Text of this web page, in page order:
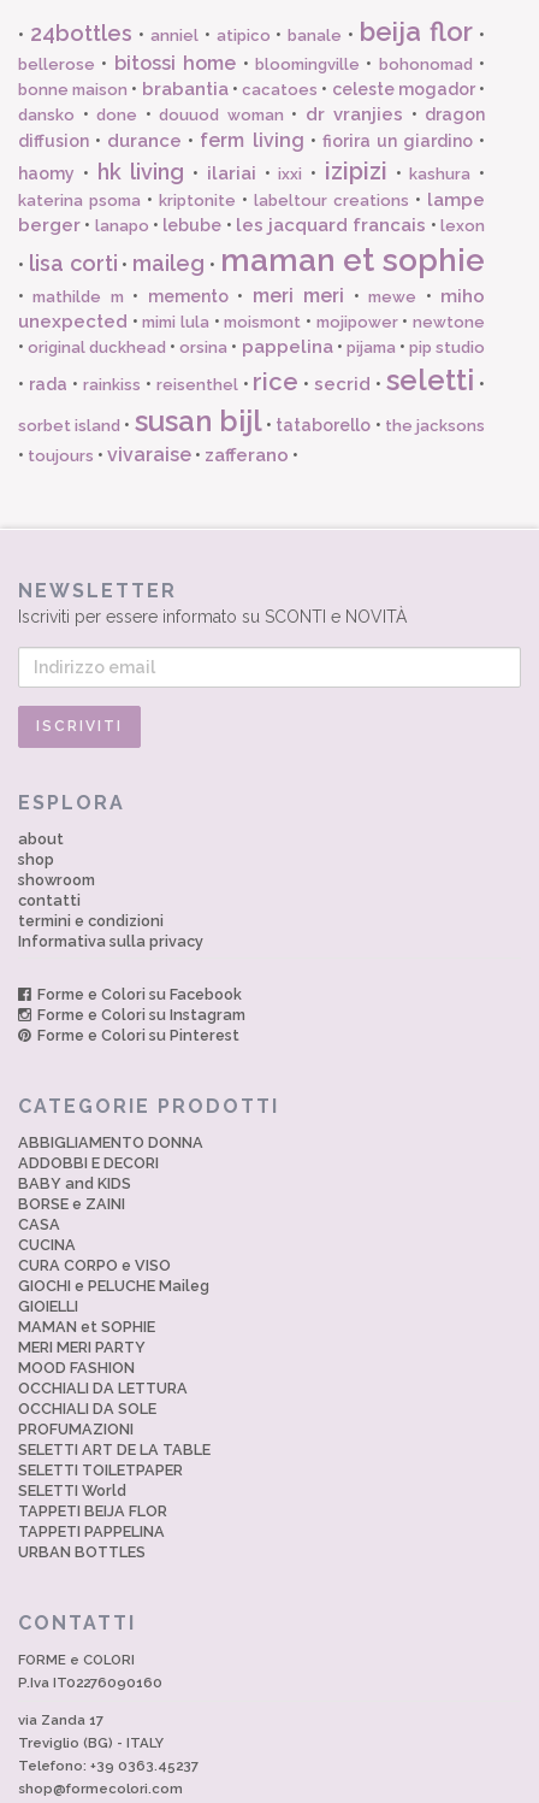
• 24bottles • anniel• atipico •banale • beija flor •
bellerose • bitossi home • bloomingville • bohonomad •
bonne maison • brabantia•cacatoes • celeste mogador•
dansko • done • douuod woman • dr vranjies • dragon
diffusion • durance • ferm living • fiorira un giardino•
haomy • hk living • ilariai •ixxi • izipizi •kashura •
katerina psoma • kriptonite • labeltour creations • lampe
berger • lanapo • lebube • les jacquard francais •lexon
• lisa corti • maileg • maman et sophie
•mathilde m • memento• meri meri •mewe • miho
unexpected •mimi lula •moismont • mojipower•newtone
•original duckhead •orsina • pappelina• pijama • pip studio
• rada • rainkiss • reisenthel• rice •secrid •seletti •
sorbet island • susan bijl• tataborello • the jacksons
• toujours • vivaraise • zafferano •
NEWSLETTER
Iscriviti per essere informato su SCONTI e NOVITÀ
ESPLORA
about
shop
showroom
contatti
termini e condizioni
Informativa sulla privacy
Forme e Colori su Facebook
Forme e Colori su Instagram
Forme e Colori su Pinterest
CATEGORIE PRODOTTI
ABBIGLIAMENTO DONNA
ADDOBBI E DECORI
BABY and KIDS
BORSE e ZAINI
CASA
CUCINA
CURA CORPO e VISO
GIOCHI e PELUCHE Maileg
GIOIELLI
MAMAN et SOPHIE
MERI MERI PARTY
MOOD FASHION
OCCHIALI DA LETTURA
OCCHIALI DA SOLE
PROFUMAZIONI
SELETTI ART DE LA TABLE
SELETTI TOILETPAPER
SELETTI World
TAPPETI BEIJA FLOR
TAPPETI PAPPELINA
URBAN BOTTLES
CONTATTI
FORME e COLORI
P.Iva IT02276090160
via Zanda 17
Treviglio (BG) - ITALY
Telefono: +39 0363.45237
shop@formecolori.com